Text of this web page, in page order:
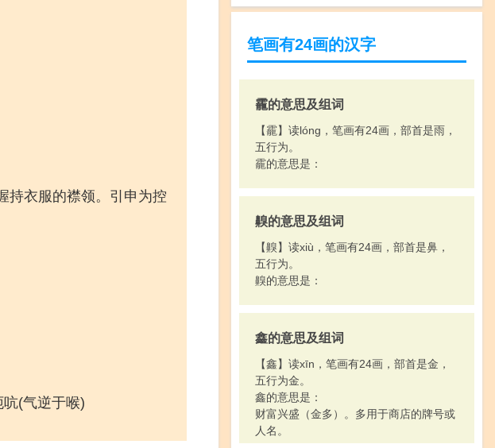
持衣服的襟领。引申为控
(气逆于喉)
笔画有24画的汉字
靇的意思及组词
【靇】读lóng，笔画有24画，部首是雨，
五行为。
靇的意思是：
齅的意思及组词
【齅】读xiù，笔画有24画，部首是鼻，
五行为。
齅的意思是：
鑫的意思及组词
【鑫】读xīn，笔画有24画，部首是金，
五行为金。
鑫的意思是：
财富兴盛（金多）。多用于商店的牌号或
人名。